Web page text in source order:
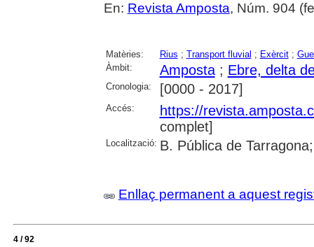
En: Revista Amposta, Núm. 904
Matèries: Rius ; Transport fluvial ; Exèrcit;
Àmbit:
Amposta; Ebre, delta
Cronologia: [0000 - 2017]
Accés:
https://
complet]
Localització: B. Pública de
Enllaç permanent a aquest
4 / 92